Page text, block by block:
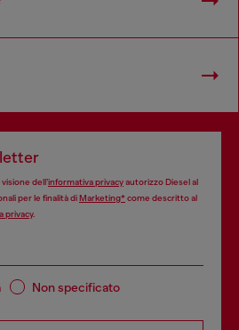
dell’informativa privacyautorizzo Diesel al
per le finalità diMarketing*come descritto al
privacy.
Non specificato